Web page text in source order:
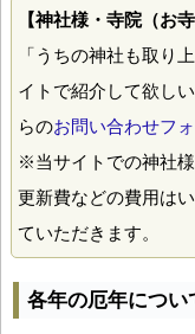
【神社様・寺院（お
「うちの神社も取り
イトで紹介して欲し
らのお問い合わせフ
※当サイトでの神社
更新費などの費用は
ていただきます。
各年の厄年につい